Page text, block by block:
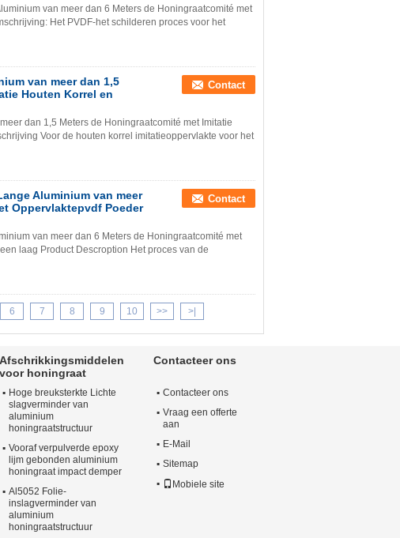
van meer dan 6 Meters de Honingraatcomité met
Het PVDF-het schilderen proces voor het
van meer dan 1,5
Houten Korrel en
Contact
dan 1,5 Meters de Honingraatcomité met Imitatie
Voor de houten korrel imitatieoppervlakte voor het
Aluminium van meer
Oppervlaktepvdf Poeder
Contact
van meer dan 6 Meters de Honingraatcomité met
laag Product Descroption Het proces van de
6 7 8 9 10 >> >|
Afschrikkingsmiddelen
voor honingraat
Hoge breuksterkte Lichte
slagverminder van
aluminium
honingraatstructuur
Vooraf verpulverde epoxy
lijm gebonden aluminium
honingraat impact demper
Al5052 Folie-
inslagverminder van
aluminium
honingraatstructuur
Contacteer ons
Contacteer ons
Vraag een offerte
aan
E-Mail
Sitemap
Mobiele site